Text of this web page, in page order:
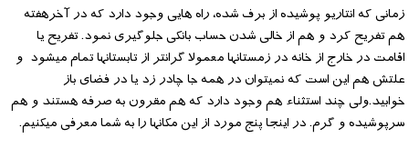
زمانی که انتاریو پوشیده از برف شده، راه هایی وجود دارد که در آخرهفته
هم تفریح کرد و هم از خالی شدن حساب بانکی جلوگیری نمود. تفریح یا
اقامت در خارج از خانه در زمستانها معمولا گرانتر از تابستانها تمام میشود و
علتش هم این است که نمیتوان در همه جا چادر زد یا در فضای باز
خوابید.ولی چند استثناء هم وجود دارد که هم مقرون به صرفه هستند و هم
سرپوشیده و گرم. در اینجا پنج مورد از این مکانها را به شما معرفی میکنیم.